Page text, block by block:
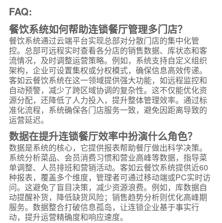
FAQ:
餐饮系统如何帮助连锁餐厅管理多门店？
餐饮系统通过云端平台实现总部对分散门店的集中化管
控。总部可远程实时查看各分店的销售数据、库状态和客
流情况，及时调整运营策略。例如，系统支持自定义组织
架构，企业可设置集权或分权模式，确保信息高效传递。
客如云餐饮系统在这一领域提供强大功能，如远程监控和
自动预警，减少了跨区域协调的复杂性。这不仅能优化资
源分配，还降低了人力投入，提升整体管理效率。通过标
准化流程，系统确保各门店服务一致，避免因距离导致的
运营延迟。
数据在提升连锁餐厅效率中扮演什么角色？
数据是系统的核心，它提供报表帮助餐厅做出科学决策。
系统分析菜品、会员消费习惯和营业高峰等数据，指导菜
单调整、人员排班和营销活动。客如云餐饮系统提供近60
种报表，覆盖多个维度，管理者可通过移动端或PC实时访
问。这避免了盲目决策，减少资源浪费。例如，库数据自
动提醒补货，降低缺货风险；销售趋势分析则优化高峰期
服务。数据整合打破信息孤岛，让连锁企业基于事实行
动，提升运营精确度和响应速度。